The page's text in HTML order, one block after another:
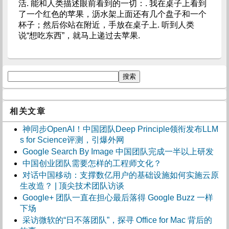
活. 能和人类描述眼前看到的一切：. 我在桌子上看到
了一个红色的苹果，沥水架上面还有几个盘子和一个
杯子；然后你站在附近，手放在桌子上. 听到人类
说“想吃东西”，就马上递过去苹果.
相关文章
神同步OpenAI！中国团队Deep Principle领衔发布LLM
s for Science评测，引爆外网
Google Search By Image 中国团队完成一半以上研发
中国创业团队需要怎样的工程师文化？
对话中国移动：支撑数亿用户的基础设施如何实施云原
生改造？ | 顶尖技术团队访谈
Google+ 团队一直在担心最后落得 Google Buzz 一样
下场
采访微软的“日不落团队”，探寻 Office for Mac 背后的